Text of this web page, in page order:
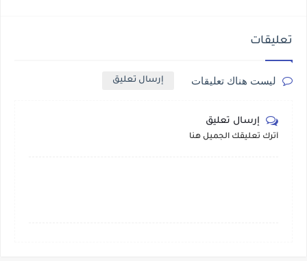
تعليقات
ليست هناك تعليقات إرسال تعليق
إرسال تعليق
أترك تعليقك الجميل هنا